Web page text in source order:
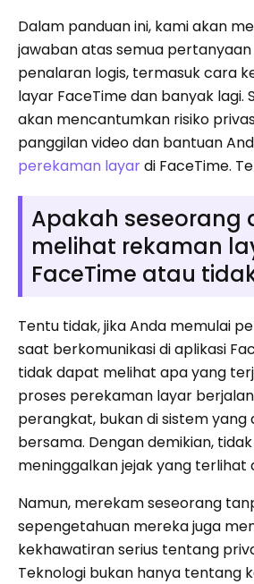
Dalam panduan ini, kami akan
jawaban atas semua
penalaran logis, termasuk cara
layar FaceTime dan banyak lagi.
akan mencantumkan risiko
panggilan video dan bantuan
perekaman layardi FaceTime.
Apakah seseorang
melihat rekaman
FaceTime atau
Tentu tidak, jika Anda memulai
saat berkomunikasi di aplikasi
tidak dapat melihat apa yang
proses perekaman layar
perangkat, bukan di sistem yang
bersama. Dengan demikian,
meninggalkan jejak yang terlihat
Namun, merekam seseorang
sepengetahuan mereka juga
kekhawatiran serius tentang
Teknologi bukan hanya tentang